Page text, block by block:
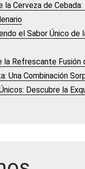
la Cerveza de
el Sabor Único de
la Refrescante Fusión
Una Combinación
Descubre la